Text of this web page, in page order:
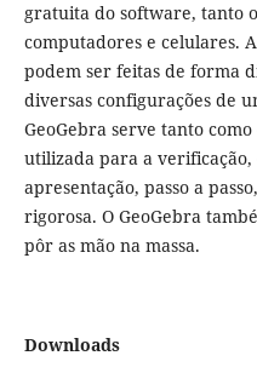
gratuita do software, tanto
computadores e celulares.
podem ser feitas de forma
diversas configurações de
GeoGebra serve tanto
utilizada para a
apresentação, passo a
rigorosa. O GeoGebra
pôr as mão na massa.
Downloads